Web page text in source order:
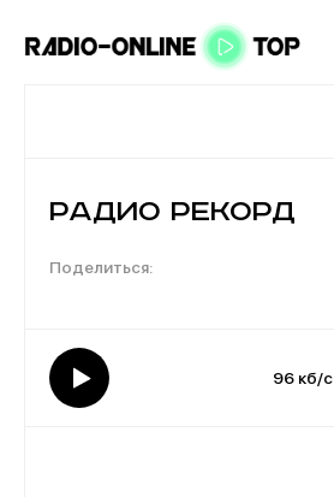
Радио Рекорд
96 кб/с